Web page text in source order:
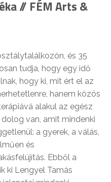
// FÉM Arts &
és 35
tudja, hogy egy idő
hogy ki, mit ért el az
hanem közös
alakul az egész
van, amit mindenki
a gyerek, a válás,
és
Ebből a
ki Lengyel Tamás